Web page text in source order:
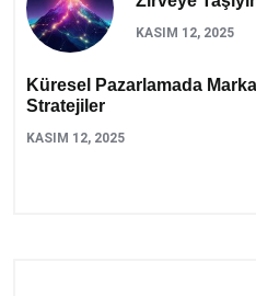
KASIM 12, 2025
Küresel Pazarlamada
Stratejiler
KASIM 12, 2025